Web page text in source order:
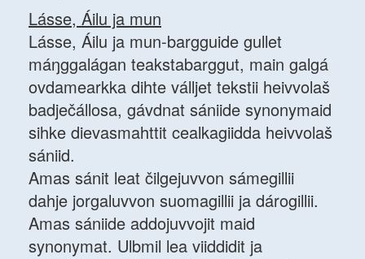
Lásse, Áilu ja mun
Lásse, Áilu ja mun-bargguide gullet
máŋggalágan teakstabarggut, main galgá
ovdamearkka dihte válljet tekstii heivvolaš
badječállosa, gávdnat sániide synonymaid
sihke dievasmahttit cealkagiidda heivvolaš
sániid.
Amas sánit leat čilgejuvvon sámegillii
dahje jorgaluvvon suomagillii ja dárogillii.
Amas sániide addojuvvojit maid
synonymat. Ulbmil lea viiddidit ja